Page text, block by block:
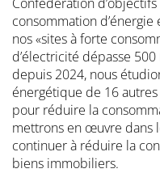
consommation
nos «sites à forte
d’électricité dépasse
depuis 2024, nous
énergétique de 16
pour réduire la
mettrons en œuvre dans
continuer à réduire la
biens immobiliers.